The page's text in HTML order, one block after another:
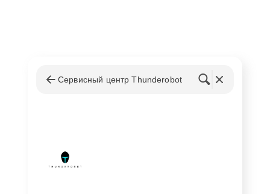
Сервисный центр Thunderobot